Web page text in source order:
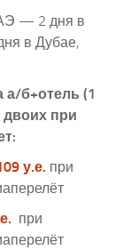
— 2 дня в
в Дубае,
а/б+отель (1
двоих при
у.е. при
при